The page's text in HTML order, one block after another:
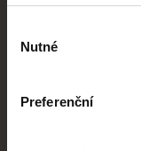
souhlasu
Nutné
Preferenční